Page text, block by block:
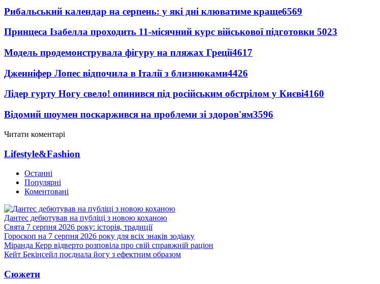
Рибальський календар на серпень: у які дні клюватиме краще6569
Принцеса Ізабелла проходить 11-місячний курс військової підготовки 5023
Модель продемонструвала фігуру на пляжах Греції4617
Дженніфер Лопес відпочила в Італії з близнюками4426
Лідер гурту Ногу свело! опинився під російським обстрілом у Києві4160
Відомий шоумен поскаржився на проблеми зі здоров'ям3596
Читати коментарі
Lifestyle&Fashion
Останні
Популярні
Коментовані
Дантес дебютував на публіці з новою коханою
Свята 7 серпня 2026 року: історія, традиції
Гороскоп на 7 серпня 2026 року для всіх знаків зодіаку
Міранда Керр відверто розповіла про свій справжній раціон
Кейт Бекінсейл поєднала йогу з ефектним образом
Сюжети